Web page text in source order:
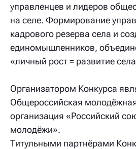
управленцев и лидеров
на селе. Формирование
кадрового резерва села и
единомышленников,
«личный рост = развитие
Организатором Конкурса
Общероссийская
организация «Российский
молодёжи».
Титульными партнёрами